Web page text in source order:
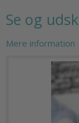
Se og
Mere information